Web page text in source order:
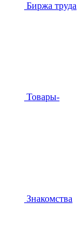
Биржа труда
Товары-
Знакомства